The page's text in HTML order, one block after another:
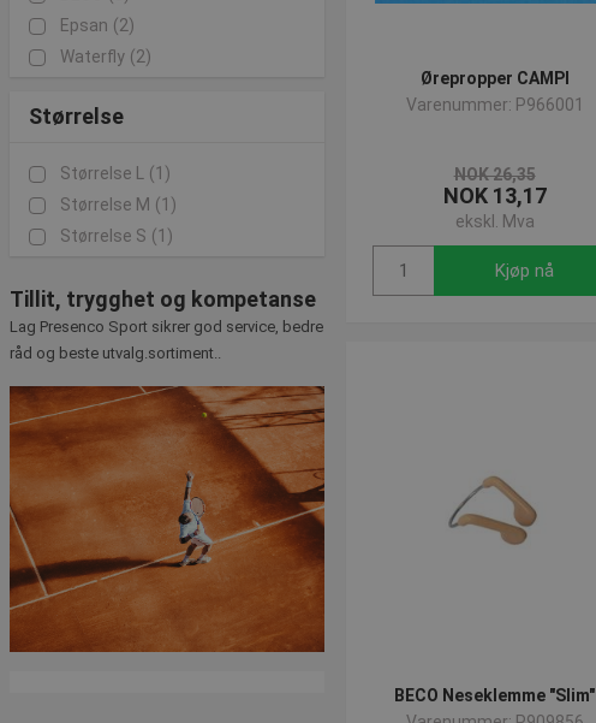
Epsan (2)
Waterfly (2)
Størrelse
Størrelse L
(1)
Størrelse M (1)
Størrelse S (1)
Tillit, trygghet og kompetanse
Lag Presenco Sport sikrer god service, bedre
råd og beste utvalg.sortiment..
Ørepropper CAMPI
Varenummer: P966001
NOK 26,35
NOK 13,17
ekskl. Mva
Kjøp nå
BECO Neseklemme "Slim"